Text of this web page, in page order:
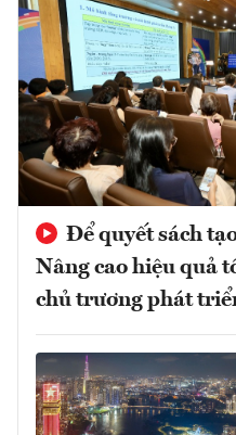
Để quyết sách
Nâng cao hiệu quả
chủ trương phát